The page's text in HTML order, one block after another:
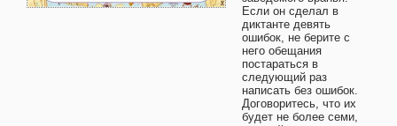
Если он сделал в
диктанте девять
ошибок, не берите с
него обещания
постараться в
следующий раз
написать без ошибок.
Договоритесь, что их
будет не более семи,